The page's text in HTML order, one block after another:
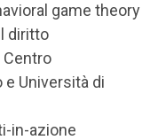
game theory
diritto
Centro
Università di
in-azione